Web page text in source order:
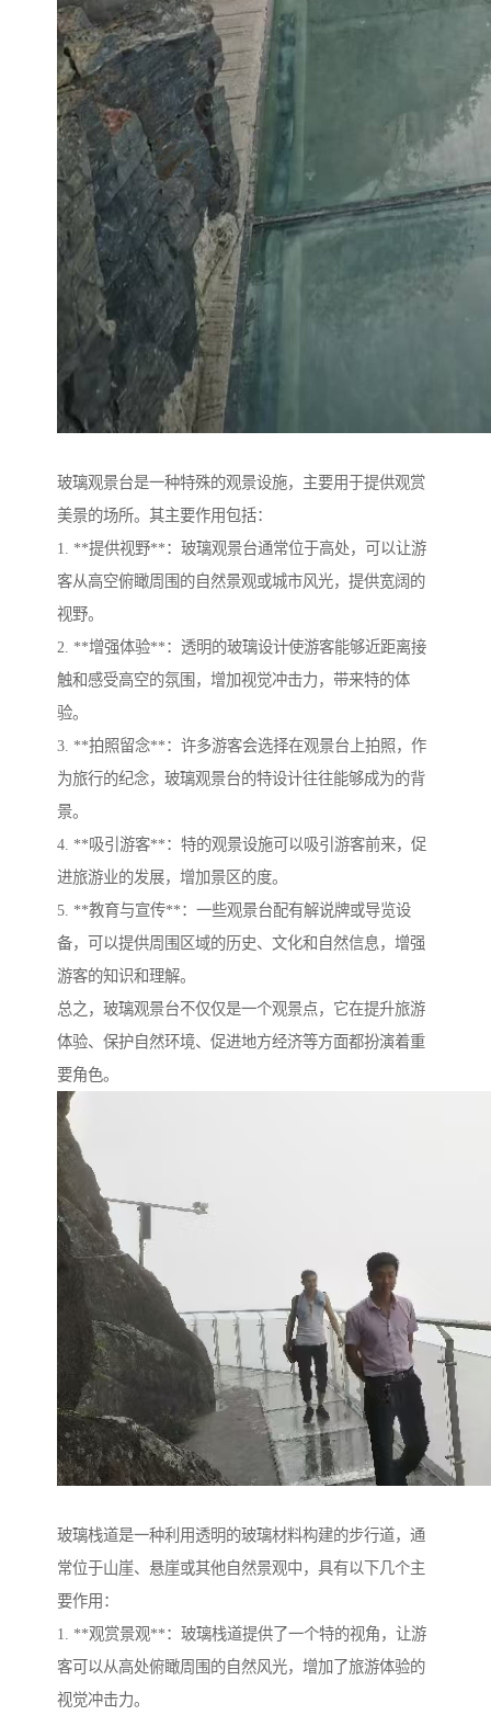
玻璃观景台是一种特殊的观景设施，主要用于提供观赏
美景的场所。其主要作用包括：
1. **提供视野**：玻璃观景台通常位于高处，可以让游
客从高空俯瞰周围的自然景观或城市风光，提供宽阔的
视野。
2. **增强体验**：透明的玻璃设计使游客能够近距离接
触和感受高空的氛围，增加视觉冲击力，带来特的体
验。
3. **拍照留念**：许多游客会选择在观景台上拍照，作
为旅行的纪念，玻璃观景台的特设计往往能够成为的背
景。
4. **吸引游客**：特的观景设施可以吸引游客前来，促
进旅游业的发展，增加景区的度。
5. **教育与宣传**：一些观景台配有解说牌或导览设
备，可以提供周围区域的历史、文化和自然信息，增强
游客的知识和理解。
总之，玻璃观景台不仅仅是一个观景点，它在提升旅游
体验、保护自然环境、促进地方经济等方面都扮演着重
要角色。
玻璃栈道是一种利用透明的玻璃材料构建的步行道，通
常位于山崖、悬崖或其他自然景观中，具有以下几个主
要作用：
1. **观赏景观**：玻璃栈道提供了一个特的视角，让游
客可以从高处俯瞰周围的自然风光，增加了旅游体验的
视觉冲击力。